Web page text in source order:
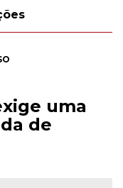
uma
de